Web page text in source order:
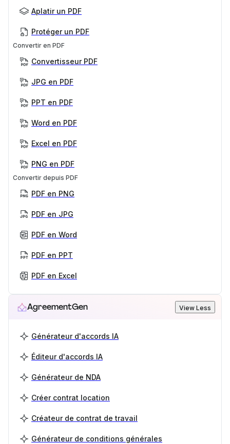
Aplatir un PDF
Protéger un PDF
Convertir en PDF
Convertisseur PDF
JPG en PDF
PPT en PDF
Word en PDF
Excel en PDF
PNG en PDF
Convertir depuis PDF
PDF en PNG
PDF en JPG
PDF en Word
PDF en PPT
PDF en Excel
AgreementGen View Less
Générateur d'accords IA
Éditeur d'accords IA
Générateur de NDA
Créer contrat location
Créateur de contrat de travail
Générateur de conditions générales